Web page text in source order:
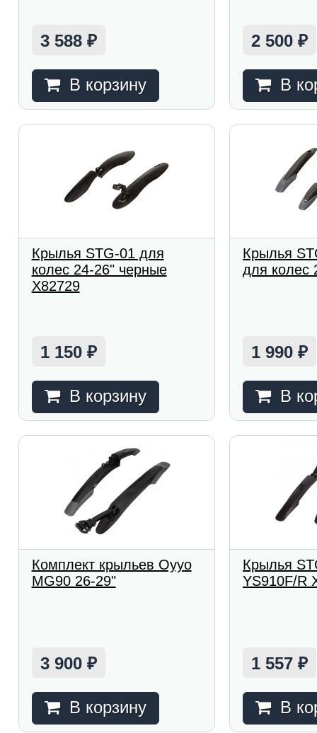
3 588 ₽
В корзину
2 500₽
В
Крылья STG-01 для
колес 24-26" черные
Х82729
1 150 ₽
В корзину
Крылья
для колес
1 990₽
В
Комплект крыльев Oyyo
MG90 26-29"
3 900 ₽
В корзину
Крылья
YS910F/R
1 557₽
В